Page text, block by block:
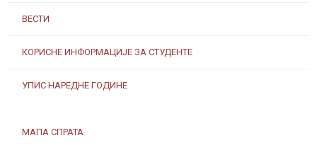
ВЕСТИ
КОРИСНЕ ИНФОРМАЦИЈЕ ЗА СТУДЕНТЕ
УПИС НАРЕДНЕ ГОДИНЕ
МАПА СПРАТА